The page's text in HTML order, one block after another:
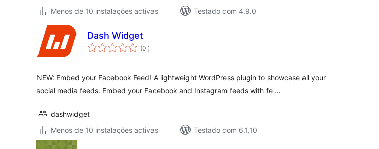
Menos de 10 instalações activas
Testado com 4.9.0
Dash Widget
(0 classificações
)
NEW: Embed your Facebook Feed! A lightweight WordPress plugin to showcase all your
social media feeds. Embed your Facebook and Instagram feeds with fe …
dashwidget
Menos de 10 instalações activas
Testado com 6.1.10